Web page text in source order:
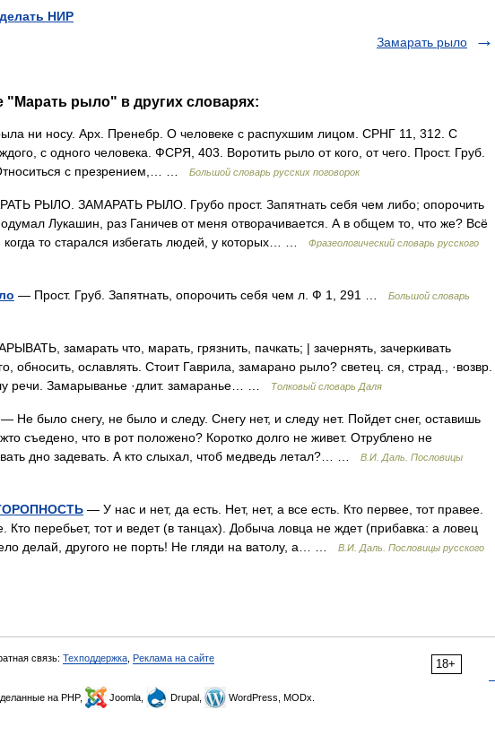
НИР
Замарать рыло
"Марать рыло" в других словарях:
ни носу. Арх. Пренебр. О человеке с распухшим лицом. СРНГ 11, 312. С
с одного человека. ФСРЯ, 403. Воротить рыло от кого, от чего. Прост. Груб.
с презрением,… …
Большой словарь русских поговорок
РЫЛО. ЗАМАРАТЬ РЫЛО. Грубо прост. Запятнать себя чем либо; опорочить
Лукашин, раз Ганичев от меня отворачивается. А в общем то, что же? Всё
то старался избегать людей, у которых… …
Фразеологический словарь русского
— Прост. Груб. Запятнать, опорочить себя чем л. Ф 1, 291 …
Большой словарь
замарать что, марать, грязнить, пачкать; | зачернять, зачеркивать
обносить, ославлять. Стоит Гаврила, замарано рыло? светец. ся, страд., ·возвр.
речи. Замарыванье ·длит. замаранье… …
Толковый словарь Даля
— Не было снегу, не было и следу. Снегу нет, и следу нет. Пойдет снег, оставишь
съедено, что в рот положено? Коротко долго не живет. Отрублено не
дно задевать. А кто слыхал, чтоб медведь летал?… …
В.И. Даль. Пословицы
— У нас и нет, да есть. Нет, нет, а все есть. Кто первее, тот правее.
Кто перебьет, тот и ведет (в танцах). Добыча ловца не ждет (прибавка: а ловец
делай, другого не порть! Не гляди на ватолу, а… …
В.И. Даль. Пословицы русского
18+
связь: Техподдержка Реклама на сайте
на PHP, Joomla, Drupal, WordPress, MODx.